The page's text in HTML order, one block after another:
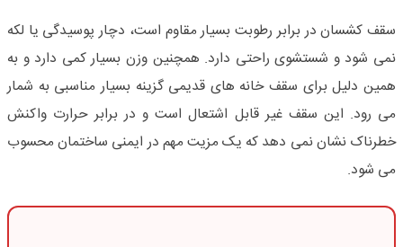
سقف کشسان در برابر رطوبت بسیار مقاوم است، دچار پوسیدگی یا لکه
نمی شود و شستشوی راحتی دارد. همچنین وزن بسیار کمی دارد و به
همین دلیل برای سقف خانه های قدیمی گزینه بسیار مناسبی به شمار
می رود. این سقف غیر قابل اشتعال است و در برابر حرارت واکنش
خطرناک نشان نمی دهد که یک مزیت مهم در ایمنی ساختمان محسوب
می شود.